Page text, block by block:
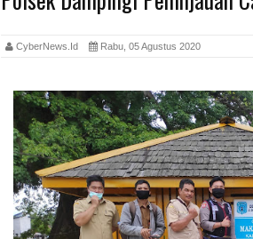
CyberNews.id Rabu, 05 Agustus 2020